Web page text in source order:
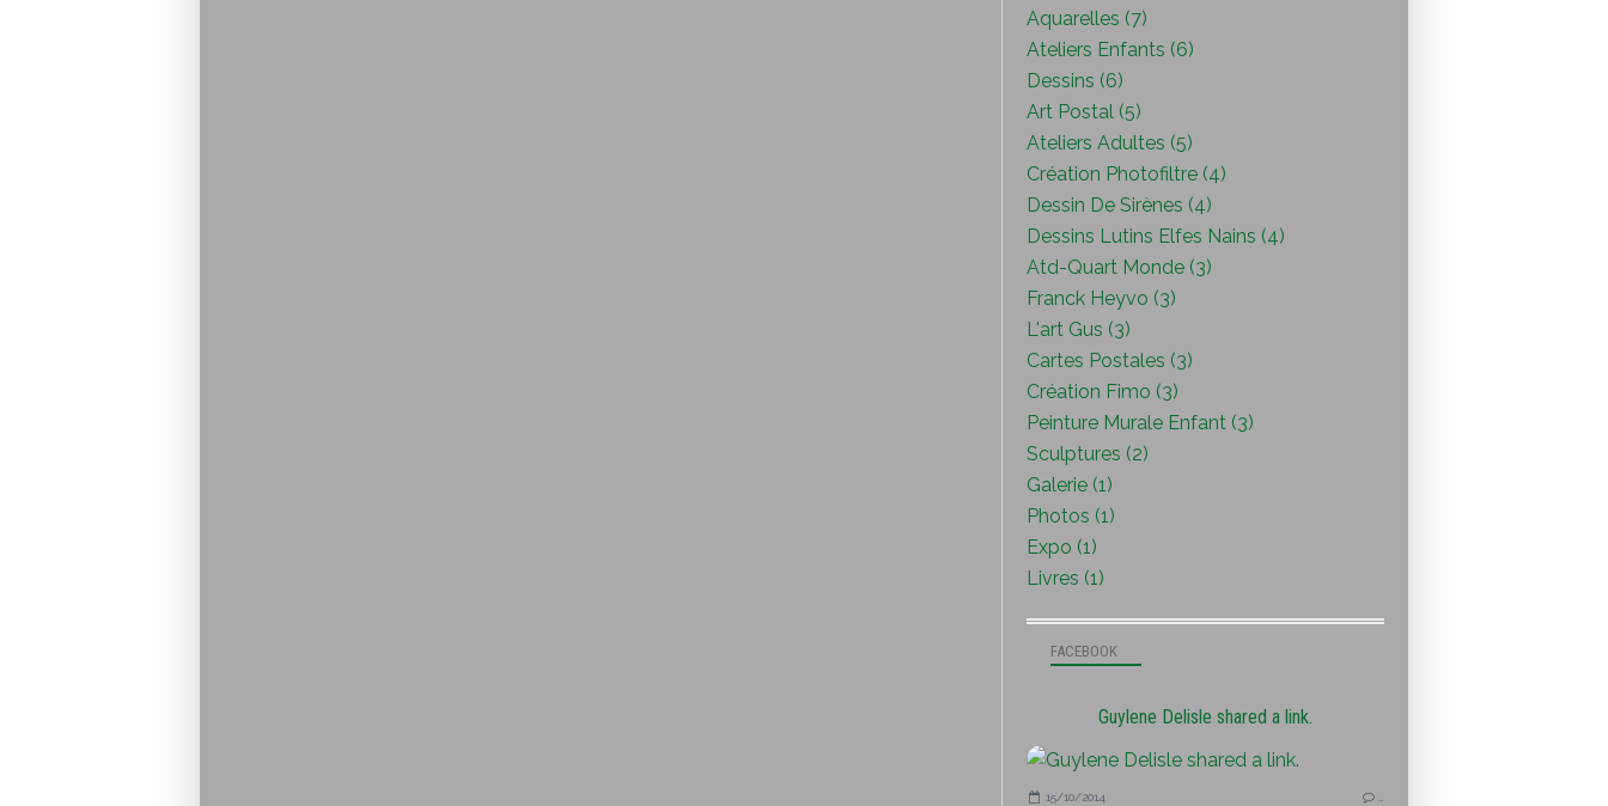
FACEBOOK
Guylene Delisle shared a link.
15/10/2014
Aquarelles (7)
Ateliers Enfants (6)
Dessins (6)
Art Postal (5)
Ateliers Adultes (5)
Création Photofiltre (4)
Dessin De Sirènes (4)
Dessins Lutins Elfes Nains (4)
Atd-Quart Monde (3)
Franck Heyvo (3)
L'art Gus (3)
Cartes Postales (3)
Création Fimo (3)
Peinture Murale Enfant (3)
Sculptures (2)
Galerie (1)
Photos (1)
Expo (1)
Livres (1)